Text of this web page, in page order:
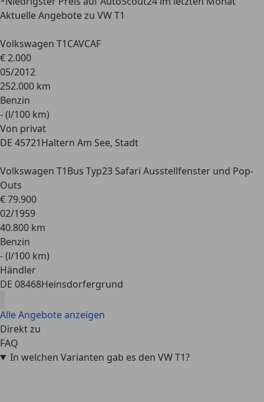
Aktuelle Angebote zu VW T1
Volkswagen T1CAVCAF
€ 2.000
05/2012
252.000 km
Benzin
- (l/100 km)
Von privat
DE 45721Haltern Am See, Stadt
Volkswagen T1Bus Typ23 Safari Ausstellfenster und Pop-
Outs
€ 79.900
02/1959
40.800 km
Benzin
- (l/100 km)
Händler
DE 08468Heinsdorfergrund
Alle Angebote anzeigen
Direkt zu
FAQ
In welchen Varianten gab es den VW T1?